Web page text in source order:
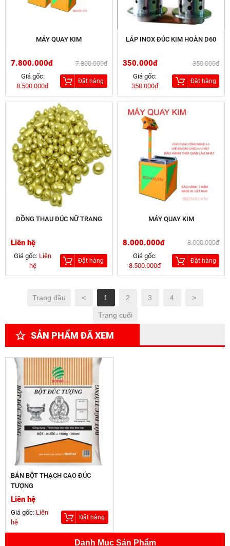
MÁY QUAY KIM
7.800.000đ
7.800.000đ
Giá gốc:
8.500.000đ
Đặt hàng
LÁP INOX ĐÚC KIM HOÀN D60
350.000đ
350.000đ
Giá gốc:
350.000đ
Đặt hàng
ĐỒNG THAU ĐÚC NỮ TRANG
Liên hệ
Giá gốc: Liên
hệ
Đặt hàng
MÁY QUAY KIM
8.000.000đ
8.000.000đ
Giá gốc:
8.500.000đ
Đặt hàng
Trang đầu < 1 2 3 4 >
Trang cuối
SẢN PHẨM ĐÃ XEM
BÁN BỘT THẠCH CAO ĐÚC
TƯỢNG
Liên hệ
Giá gốc: Liên
hệ
Đặt hàng
Danh Mục Sản Phẩm